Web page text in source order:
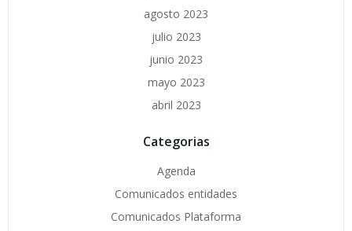
agosto 2023
julio 2023
junio 2023
mayo 2023
abril 2023
Categorias
Agenda
Comunicados entidades
Comunicados Plataforma